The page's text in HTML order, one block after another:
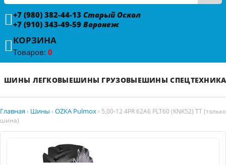
+7 (980) 382-44-13 Старый Оскол
+7 (910) 343-49-59 Воронеж
КОРЗИНА
Товаров: 0
ШИНЫ ЛЕГКОВЫЕШИНЫ ГРУЗОВЫЕШИНЫ СПЕЦТЕХНИКА
Главная › Шины › OZKA Pulmox › 5,00-12 4PR 62A6 PLT60 (KNK52) TT (только
шина)